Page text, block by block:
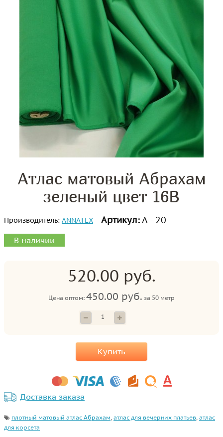
Атлас матовый Абрахам
зеленый цвет 16В
Производитель: ANNATEX Артикул:А - 20
В наличии
520.00 руб.
Цена оптом: 450.00 руб. за 50 метр
Купить
Доставка заказа
плотный матовый атлас Абрахам, атлас для вечерних платьев, атлас
для корсета